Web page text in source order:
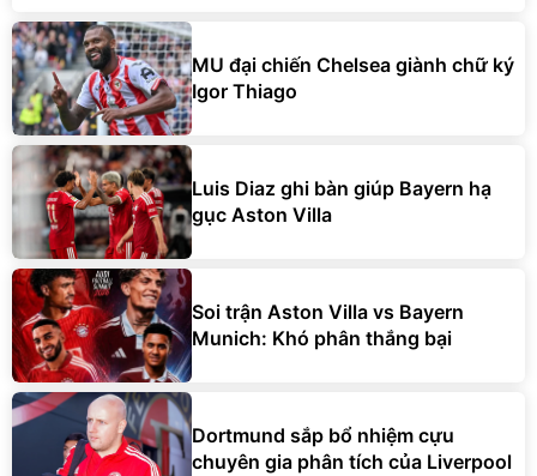
MU đại chiến Chelsea giành chữ ký
Igor Thiago
Luis Diaz ghi bàn giúp Bayern hạ
gục Aston Villa
Soi trận Aston Villa vs Bayern
Munich: Khó phân thắng bại
Dortmund sắp bổ nhiệm cựu
chuyên gia phân tích của Liverpool